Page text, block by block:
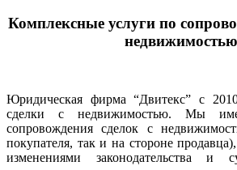
Комплексные услуги по
недвижимостью
Юридическая фирма “Двитекс” с
сделки с недвижимостью. Мы
сопровождения сделок с
покупателя, так и на стороне
изменениями законодательства и